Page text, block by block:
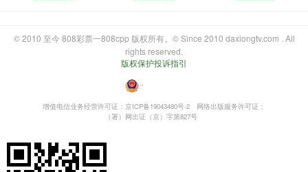
© 2010 至今 808彩票一808cpp 版权所有。© Since 2010 daxiongtv.com . All
rights reserved.
版权保护投诉指引
・
增值电信业务经营许可证：京ICP备19043480号-2
网络出版服务许可证：
（署）网出证（京）字第827号